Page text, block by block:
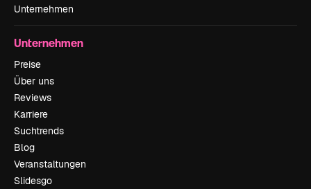
Unternehmen
Unternehmen
Preise
Über uns
Reviews
Karriere
Suchtrends
Blog
Veranstaltungen
Slidesgo